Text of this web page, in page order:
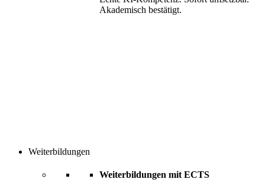
Akademisch bestätigt.
Weiterbildungen
Weiterbildungen mit ECTS